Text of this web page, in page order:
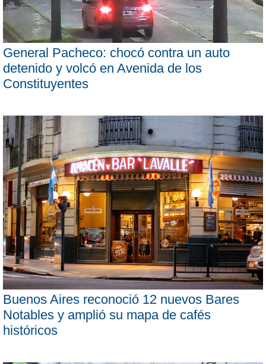
General Pacheco: chocó contra un auto
detenido y volcó en Avenida de los
Constituyentes
Buenos Aires reconoció 12 nuevos Bares
Notables y amplió su mapa de cafés
históricos